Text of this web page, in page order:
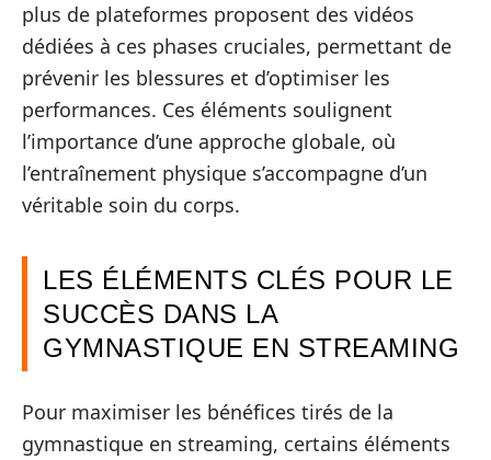
plus de plateformes proposent des vidéos
dédiées à ces phases cruciales, permettant de
prévenir les blessures et d’optimiser les
performances. Ces éléments soulignent
l’importance d’une approche globale, où
l’entraînement physique s’accompagne d’un
véritable soin du corps.
LES ÉLÉMENTS CLÉS POUR LE
SUCCÈS DANS LA
GYMNASTIQUE EN STREAMING
Pour maximiser les bénéfices tirés de la
gymnastique en streaming, certains éléments